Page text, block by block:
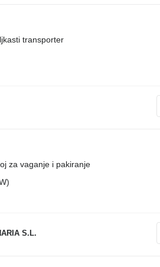
transporter
za vaganje i pakiranje
S.L.